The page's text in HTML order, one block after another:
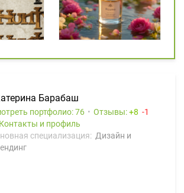
Барабаш
портфолио: 76 Отзывы: 8
1
Контакты и профиль
специализация: Дизайн и